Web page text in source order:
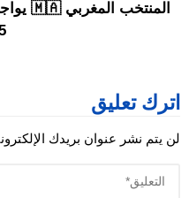
اترك تعليق
لن يتم نشر عنوان بريدك